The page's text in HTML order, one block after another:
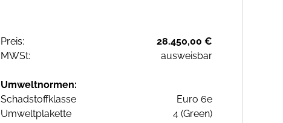
Preis:
28.450,00 €
MWSt:
ausweisbar
Umweltnormen:
Schadstoffklasse
Euro 6e
Umweltplakette
4 (Green)